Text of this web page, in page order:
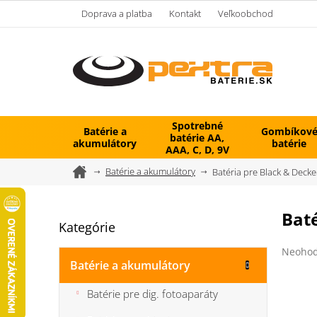
Doprava a platba Kontakt Veľkoobchod
Batérie a
akumulátory
Spotrebné
batérie AA,
AAA, C, D, 9V
Gombíkové
batérie
DomovBatérie a akumulátory Batéria pre Black &
o
č
Preskočiť
Kategórie
Batérie a akumulátory
Batérie pre dig. fotoaparáty